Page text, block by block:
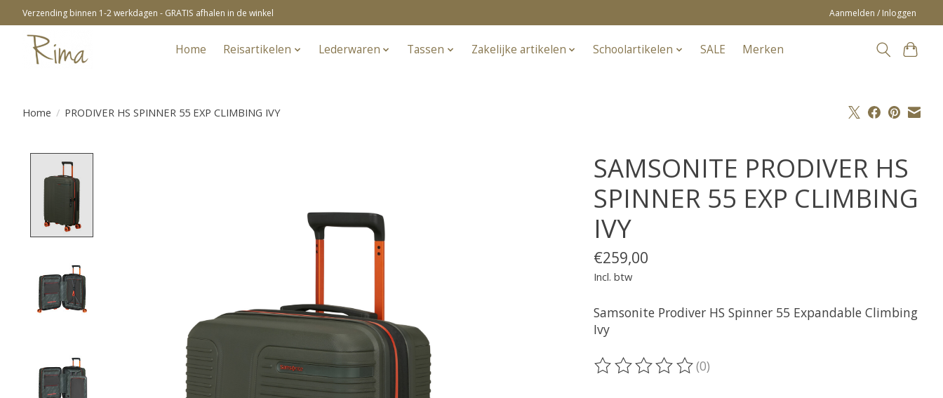
Verzending binnen 1-2 werkdagen - GRATIS afhalen in de winkel Aanmelden / Inloggen
Home Reisartikelen Lederwaren Tassen Zakelijke artikelen Schoolartikelen SALE Merken
Home / PRODIVER HS SPINNER 55 EXP CLIMBING IVY
SAMSONITE PRODIVER HS
SPINNER 55 EXP CLIMBING
IVY
€259,00
Incl. btw
Samsonite Prodiver HS Spinner 55 Expandable Climbing
Ivy
De beoordeling van dit product is
(0)